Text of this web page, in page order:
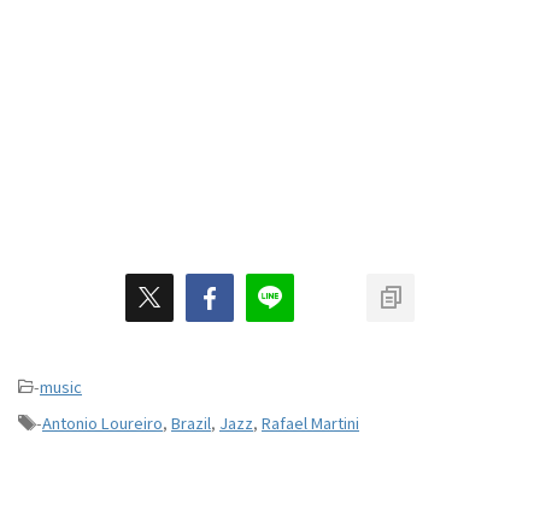
-music
-Antonio Loureiro, Brazil, Jazz, Rafael Martini